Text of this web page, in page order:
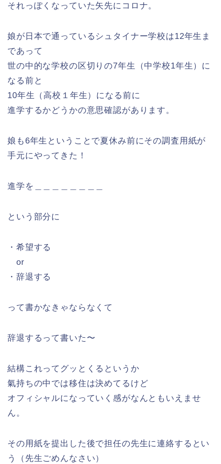
それっぽくなっていた矢先にコロナ。
娘が日本で通っているシュタイナー学校は12年生ま
であって
世の中的な学校の区切りの7年生（中学校1年生）に
なる前と
10年生（高校１年生）になる前に
進学するかどうかの意思確認があります。
娘も6年生ということで夏休み前にその調査用紙が
手元にやってきた！
進学を＿＿＿＿＿＿＿＿
という部分に
・希望する
or
・辞退する
って書かなきゃならなくて
辞退するって書いた〜
結構これってグッとくるというか
氣持ちの中では移住は決めてるけど
オフィシャルになっていく感がなんともいえませ
ん。
その用紙を提出した後で担任の先生に連絡するとい
う（先生ごめんなさい）